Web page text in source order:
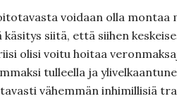
voidaan olla montaa
käsitys siitä, että siihen
olisi voitu hoitaa
tulleella ja
vähemmän inhimillisiä